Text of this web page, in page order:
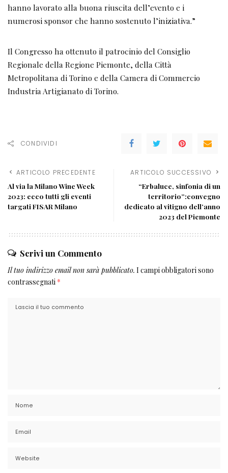
hanno lavorato alla buona riuscita dell’evento e i
numerosi sponsor che hanno sostenuto l’iniziativa.”
Il Congresso ha ottenuto il patrocinio del Consiglio
Regionale della Regione Piemonte, della Città
Metropolitana di Torino e della Camera di Commercio
Industria Artigianato di Torino.
CONDIVIDI
ARTICOLO PRECEDENTE
Al via la Milano Wine Week
2023: ecco tutti gli eventi
targati FISAR Milano
ARTICOLO SUCCESSIVO
“Erbaluce, sinfonia di un
territorio”:convegno
dedicato al vitigno dell’anno
2023 del Piemonte
Scrivi un Commento
Il tuo indirizzo email non sarà pubblicato. I campi obbligatori sono
contrassegnati *